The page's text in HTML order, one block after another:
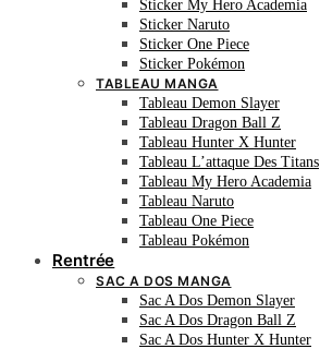
Sticker My Hero Academia
Sticker Naruto
Sticker One Piece
Sticker Pokémon
TABLEAU MANGA
Tableau Demon Slayer
Tableau Dragon Ball Z
Tableau Hunter X Hunter
Tableau L’attaque Des Titans
Tableau My Hero Academia
Tableau Naruto
Tableau One Piece
Tableau Pokémon
Rentrée
SAC A DOS MANGA
Sac A Dos Demon Slayer
Sac A Dos Dragon Ball Z
Sac A Dos Hunter X Hunter